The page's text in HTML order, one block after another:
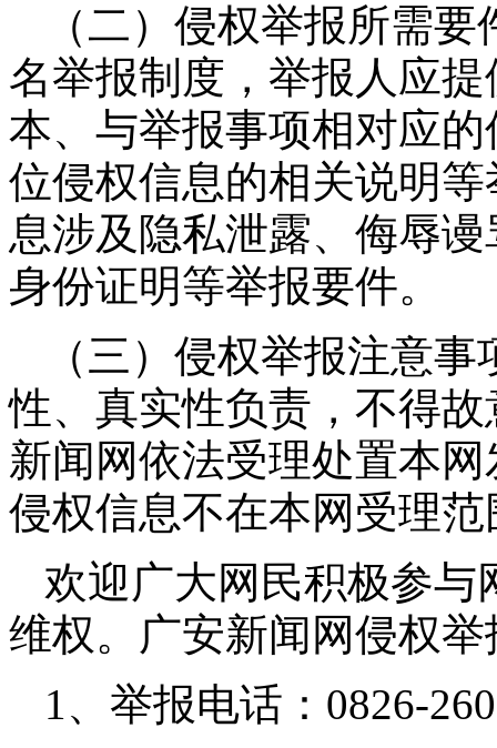
（二）侵权举报所需
名举报制度，举报人应
本、与举报事项相对应
位侵权信息的相关说明
息涉及隐私泄露、侮辱
身份证明等举报要件。
（三）侵权举报注意
性、真实性负责，不得
新闻网依法受理处置本
侵权信息不在本网受理范
欢迎广大网民积极参与
维权。广安新闻网侵权
1、举报电话：0826-